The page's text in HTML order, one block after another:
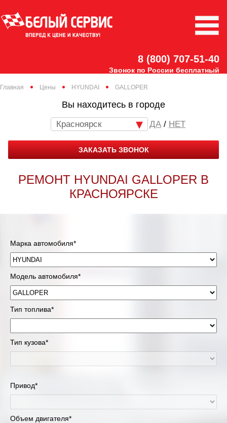
8 (800) 707-51-40
Звонок по России бесплатный
Главная Цены HYUNDAI GALLOPER
Вы находитесь в городе
Красноярск / НЕТ
ЗАКАЗАТЬ ЗВОНОК
РЕМОНТ HYUNDAI GALLOPER В
КРАСНОЯРСКЕ
Марка автомобиля*
Модель автомобиля*
Тип топлива*
Тип кузова*
Привод*
Объем двигателя*